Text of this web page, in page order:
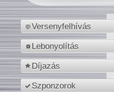
Versenyfelhívás
Lebonyolítás
Díjazás
Szponzorok